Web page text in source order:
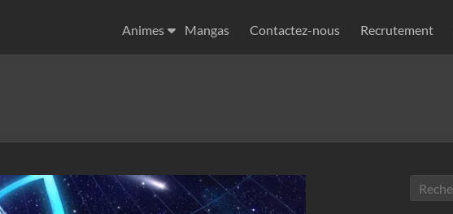
Animes Mangas Contactez-nous Recrutement